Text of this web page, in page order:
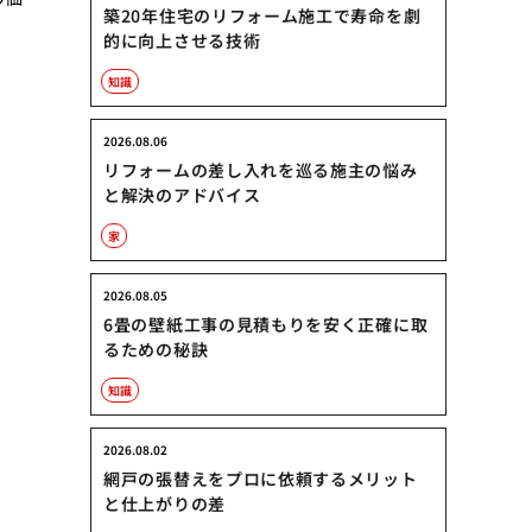
築20年住宅のリフォーム施工で寿命を劇
的に向上させる技術
知識
リフォームの差し入れを巡る施主の悩み
と解決のアドバイス
2026.08.06
家
6畳の壁紙工事の見積もりを安く正確に取
るための秘訣
2026.08.05
知識
網戸の張替えをプロに依頼するメリット
と仕上がりの差
2026.08.02